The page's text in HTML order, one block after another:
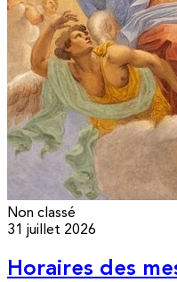
Non classé
31 juillet 2026
Horaires des